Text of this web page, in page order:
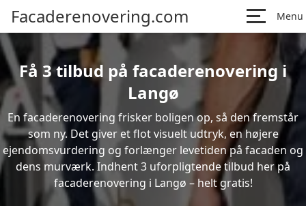
Facaderenovering.com Menu
Få 3 tilbud på facaderenovering i
Langø
En facaderenovering frisker boligen op, så den fremstår
som ny. Det giver et flot visuelt udtryk, en højere
ejendomsvurdering og forlænger levetiden på facaden og
dens murværk. Indhent 3 uforpligtende tilbud her på
facaderenovering i Langø – helt gratis!